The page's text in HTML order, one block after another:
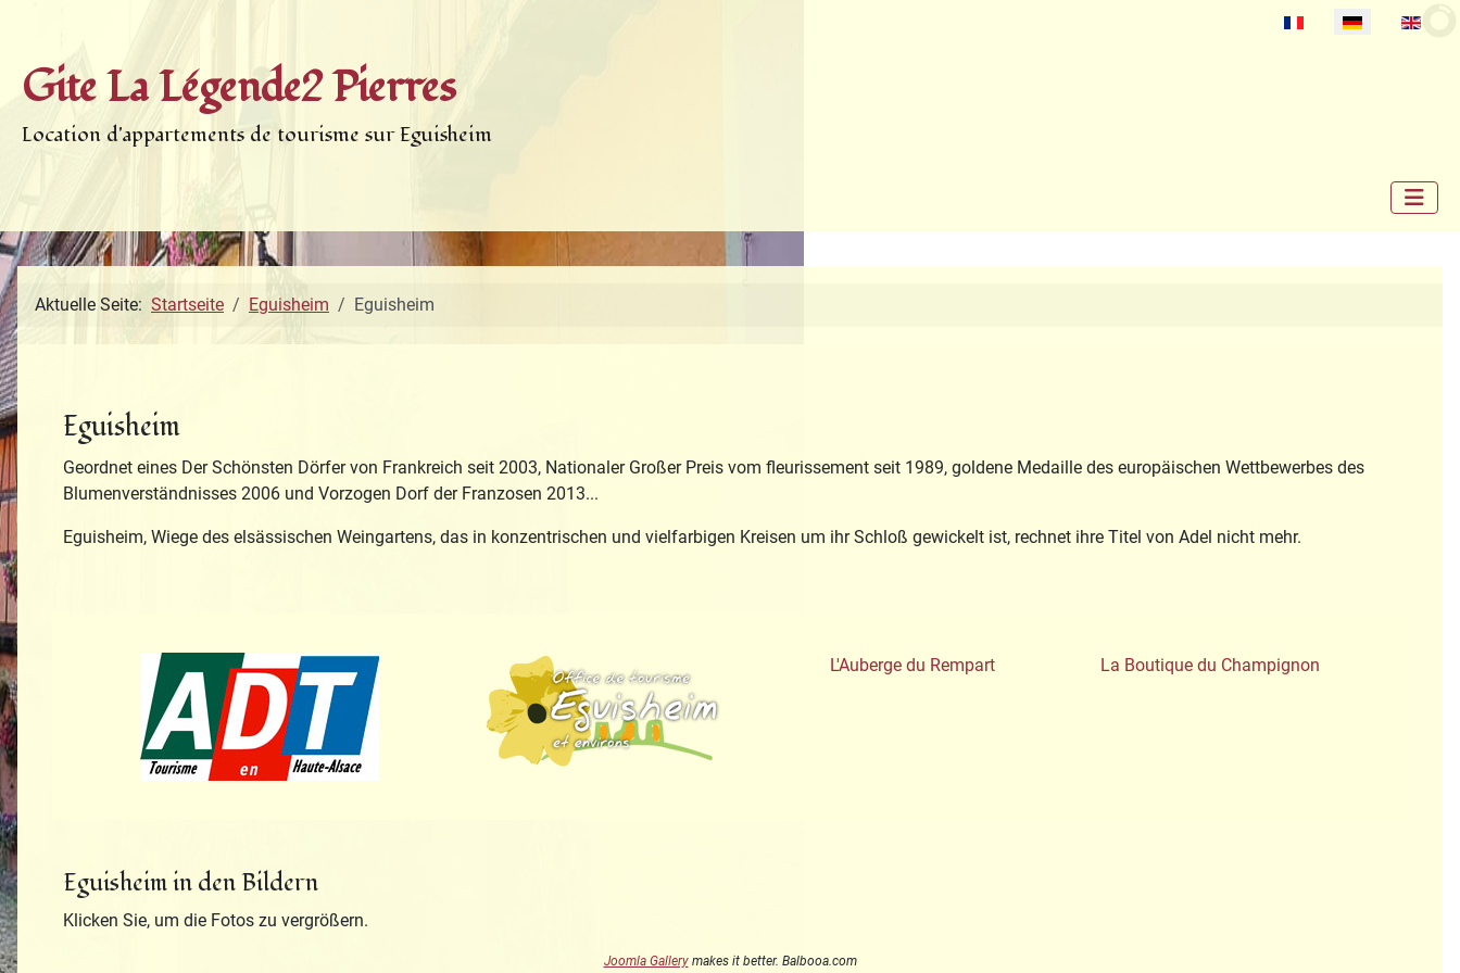
Select your language
Gite La Légende2 Pierres
Location d'appartements de tourisme sur Eguisheim
Aktuelle Seite: Startseite Eguisheim Eguisheim
Eguisheim
Geordnet eines Der Schönsten Dörfer von Frankreich seit 2003, Nationaler Großer Preis vom fleurissement seit 1989, goldene Medaille des europäischen Wettbewerbes des
Blumenverständnisses 2006 und Vorzogen Dorf der Franzosen 2013...
Eguisheim, Wiege des elsässischen Weingartens, das in konzentrischen und vielfarbigen Kreisen um ihr Schloß gewickelt ist, rechnet ihre Titel von Adel nicht mehr.
Tourisme en Haute-Alsace Office de TourismeL'Auberge du Rempart La Boutique du Champignon
Eguisheim in den Bildern
Klicken Sie, um die Fotos zu vergrößern.
Joomla Gallerymakes it better. Balbooa.com